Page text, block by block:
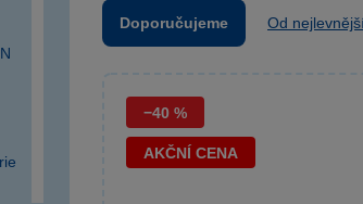
Doporučujeme Od
−40 %
AKČNÍ CENA